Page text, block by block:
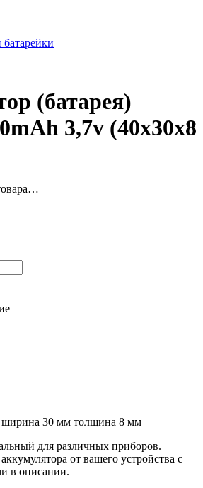
(батарея)
3,7v (40х30х8
30 мм толщина 8 мм
для различных приборов.
от вашего устройства с
в описании.